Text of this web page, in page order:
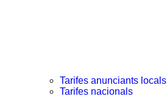
Tarifes anunciants locals
Tarifes nacionals